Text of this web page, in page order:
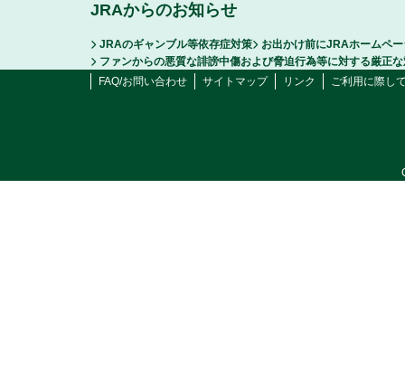
JRAからのお知らせ
JRAのギャンブル等依存症対策
お出かけ前にJRAホームペ
ファンからの悪質な誹謗中傷および脅迫行為等に対する厳正
FAQ/お問い合わせ
サイトマップ リンク ご利用に際し